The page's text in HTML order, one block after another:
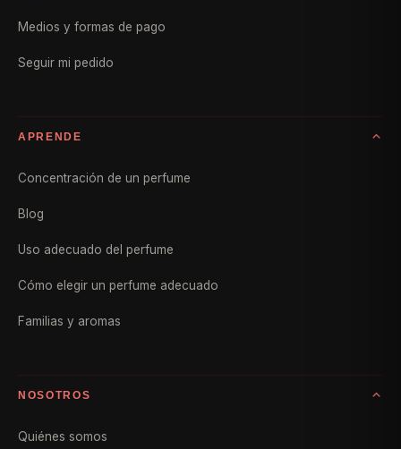
Medios y formas de pago
Seguir mi pedido
APRENDE
Concentración de un perfume
Blog
Uso adecuado del perfume
Cómo elegir un perfume adecuado
Familias y aromas
NOSOTROS
Quiénes somos